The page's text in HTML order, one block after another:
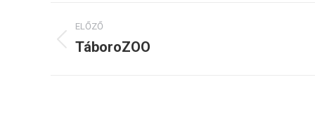
Project
navigation
ELŐZŐ
Previous
TáboroZOO